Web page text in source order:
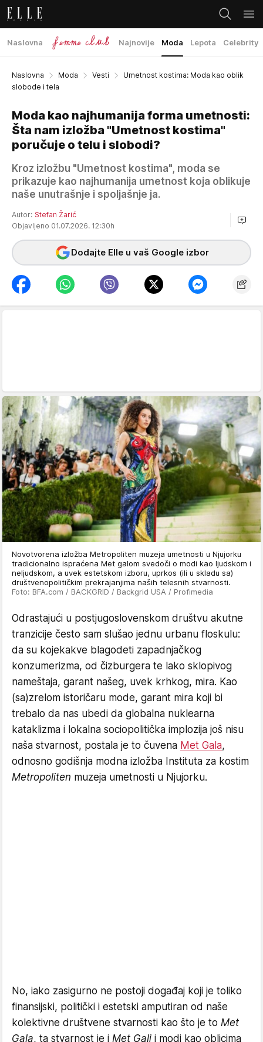
Naslovna Najnovije Moda Lepota Celebrity
Naslovna Moda Vesti
Umetnost kostima: Moda kao oblik
slobode i tela
Moda kao najhumanija forma umetnosti:
Šta nam izložba "Umetnost kostima"
poručuje o telu i slobodi?
Kroz izložbu "Umetnost kostima", moda se
prikazuje kao najhumanija umetnost koja oblikuje
naše unutrašnje i spoljašnje ja.
Autor: Stefan Žarić
Objavljeno 01.07.2026. 12:30h
Dodajte Elle u vaš Google izbor
Novotvorena izložba Metropoliten muzeja umetnosti u Njujorku
tradicionalno ispraćena Met galom svedoči o modi kao ljudskom i
neljudskom, a uvek estetskom izboru, uprkos (ili u skladu sa)
društvenopolitičkim prekrajanjima naših telesnih stvarnosti.
Foto: BFA.com / BACKGRID / Backgrid USA / Profimedia
Odrastajući u postjugoslovenskom društvu akutne
tranzicije često sam slušao jednu urbanu floskulu:
da su kojekakve blagodeti zapadnjačkog
konzumerizma, od čizburgera te lako sklopivog
nameštaja, garant našeg, uvek krhkog, mira. Kao
(sa)zrelom istoričaru mode, garant mira koji bi
trebalo da nas ubedi da globalna nuklearna
kataklizma i lokalna sociopolitička implozija još nisu
naša stvarnost, postala je to čuvena Met Gala,
odnosno godišnja modna izložba Instituta za kostim
Metropoliten muzeja umetnosti u Njujorku.
No, iako zasigurno ne postoji događaj koji je toliko
finansijski, politički i estetski amputiran od naše
kolektivne društvene stvarnosti kao što je to Met
Gala, ta stvarnost je i Met Gali i modi kao oblicima